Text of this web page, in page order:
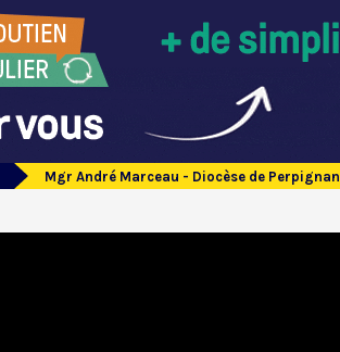
Mgr André Marceau - Diocèse de Perpignan